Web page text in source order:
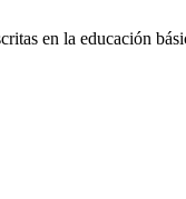
en la educación